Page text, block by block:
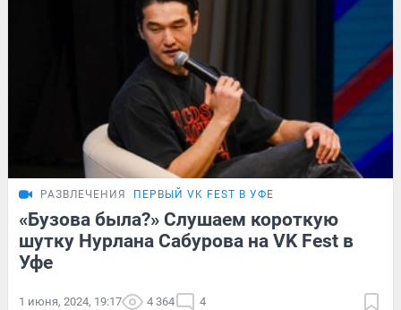
РАЗВЛЕЧЕНИЯ ПЕРВЫЙ VK FEST В УФЕ
«Бузова была?» Слушаем короткую
шутку Нурлана Сабурова на VK Fest в
Уфе
1 июня, 2024, 19:17 4 364 4